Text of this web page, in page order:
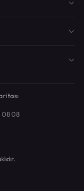
08 08